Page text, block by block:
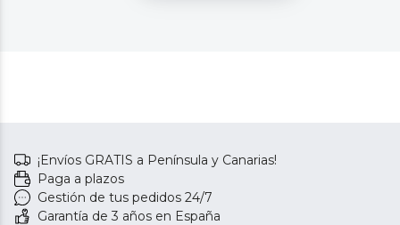
¡Envíos GRATIS a Península y Canarias!
Paga a plazos
Gestión de tus pedidos 24/7
Garantía de 3 años en España